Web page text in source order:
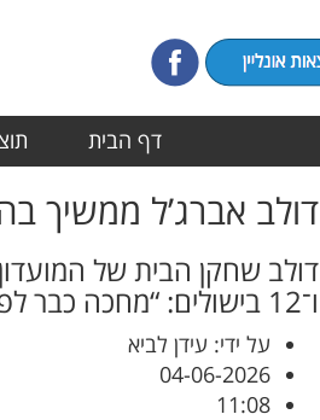
דף הבית
דולב אברג’ל ממשיך
ו־12 בישולים: “מחכה כבר לפתיחת העונה ולעוד רגעים משמחים עם הקהל שלנו”
על ידי: עידן לביא
04-06-2026
11:08